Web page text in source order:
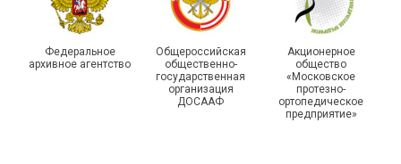
Федеральное
архивное агентство
Общероссийская
общественно-
государственная
организация
ДОСААФ
Акционерное
общество
«Московское
протезно-
ортопедическое
предприятие»